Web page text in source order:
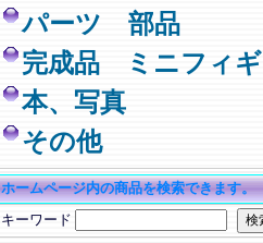
パーツ 部品
完成品 ミニフィ
本、写真
その他
ホームページ内の商品を検索できます。
キーワード